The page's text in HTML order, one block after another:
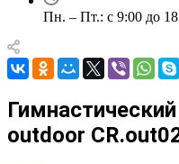
Пн. – Пт.: с 9:00 до
outdoor